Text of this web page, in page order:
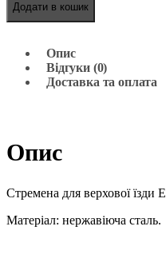
Додати в кошик
Опис
Відгуки (0)
Доставка та оплата
Опис
Стремена для верхової їзди
Матеріал: нержавіюча сталь.